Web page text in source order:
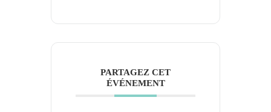
PARTAGEZ CET
ÉVÉNEMENT